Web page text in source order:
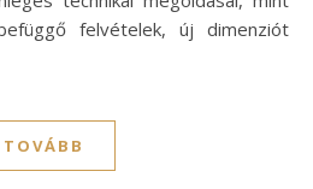
felvételek, új dimenziót
TOVÁBB